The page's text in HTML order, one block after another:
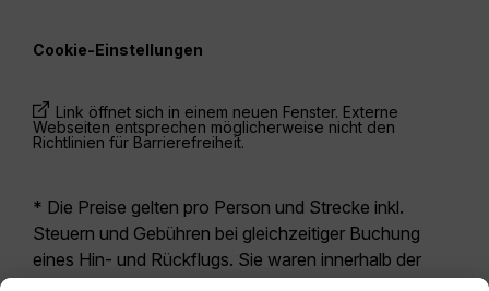
Cookie-Einstellungen
Link öffnet sich in einem neuen Fenster. Externe
Webseiten entsprechen möglicherweise nicht den
Richtlinien für Barrierefreiheit.
* Die Preise gelten pro Person und Strecke inkl.
Steuern und Gebühren bei gleichzeitiger Buchung
eines Hin- und Rückflugs. Sie waren innerhalb der